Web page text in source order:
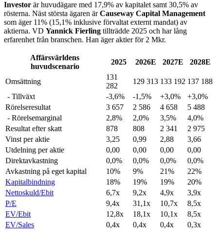
Investor är huvudägare med 17,9% av kapitalet samt 30,5% av
rösterna. Näst största ägaren ärCauseway Capital Management
som äger 11% (15,1% inklusive förvaltat externt mandat) av
aktierna. VD Yannick Fierling tillträdde 2025 och har lång
erfarenhet från branschen. Han äger aktier för 2 Mkr.
Affärsvärldens
huvudscenario
2025 2026E 2027E 2028E
Omsättning
131
282
129 313 133 192 137 188
- Tillväxt
-3,6% -1,5% +3,0%
+3,0%
Rörelseresultat
3 657 2 586 4 658
5 488
- Rörelsemarginal
2,8% 2,0% 3,5%
4,0%
Resultat efter skatt
878 808 2 341
2 975
Vinst per aktie
3,25 0,99 2,88
3,66
Utdelning per aktie
0,00 0,00 0,00
0,00
Direktavkastning
0,0% 0,0% 0,0%
0,0%
Avkastning på eget kapital
10% 9% 21%
22%
Kapitalbindning
18% 19% 19%
20%
Nettoskuld/Ebit
6,7x 9,2x 4,9x
3,9x
P/E
9,4x 31,1x 10,7x
8,5x
EV/Ebit
12,8x 18,1x 10,1x
8,5x
EV/Sales
0,4x 0,4x 0,4x 0,3x